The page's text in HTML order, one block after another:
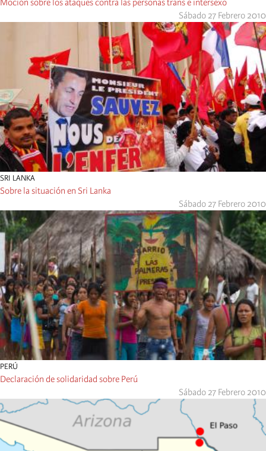
Moción sobre los ataques contra las personas trans e intersexo
Sábado 27 Febrero 2010
SRI LANKA
Sobre la situación en Sri Lanka
Sábado 27 Febrero 2010
PERÚ
Declaración de solidaridad sobre Perú
Sábado 27 Febrero 2010